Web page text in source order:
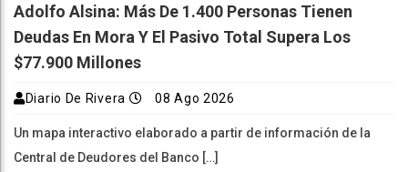
Adolfo Alsina: Más De 1.400 Personas Tienen
Deudas En Mora Y El Pasivo Total Supera Los
$77.900 Millones
Diario De Rivera 08 Ago 2026
Un mapa interactivo elaborado a partir de información de la
Central de Deudores del Banco […]